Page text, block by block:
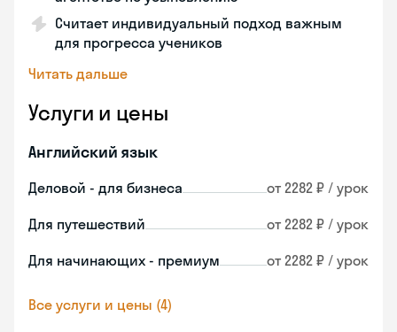
Считает индивидуальный подход важным
для прогресса учеников
Читать дальше
Услуги и цены
Английский язык
Деловой - для бизнеса от 2282 ₽ / урок
Для путешествий от 2282 ₽ / урок
Для начинающих - премиум от 2282 ₽ / урок
Все услуги и цены (4)